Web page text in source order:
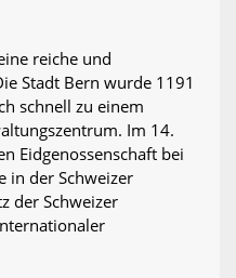
reiche und
Stadt Bern wurde 1191
schnell zu einem
Im 14.
Eidgenossenschaft bei
in der Schweizer
der Schweizer